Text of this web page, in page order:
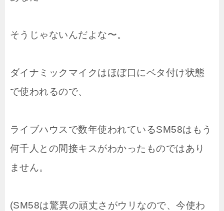
そうじゃないんだよな〜。
ダイナミックマイクはほぼ口にベタ付け状態
で使われるので、
ライブハウスで数年使われているSM58はもう
何千人との間接キスがわかったものではあり
ません。
(SM58は驚異の頑丈さがウリなので、今使わ